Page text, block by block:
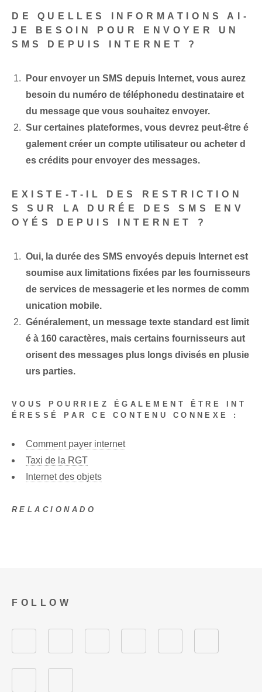
DE QUELLES INFORMATIONS AI-
JE BESOIN POUR ENVOYER UN
SMS DEPUIS INTERNET ?
Pour ⁢envoyer un SMS depuis Internet, vous aurez
besoin du ⁢numéro de téléphone⁢du destinataire et
du message que vous‌ souhaitez envoyer.
Sur certaines plateformes, vous devrez peut-être é
galement créer un compte utilisateur ou acheter d
es crédits pour envoyer des messages.
EXISTE-T-IL DES RESTRICTION
S SUR LA DURÉE DES SMS ENV
OYÉS DEPUIS INTERNET ?
Oui, la durée des SMS envoyés depuis Internet est
soumise aux limitations fixées par les fournisseurs
de services de messagerie et les normes de comm
unication mobile.
Généralement, un message texte standard est limit
é à 160 caractères, mais certains fournisseurs aut
orisent des messages plus longs divisés en plusie
urs parties.
VOUS POURRIEZ ÉGALEMENT ÊTRE INT
ÉRESSÉ PAR CE CONTENU CONNEXE :
Comment payer internet
Taxi de la RGT
Internet des objets
RELACIONADO
FOLLOW